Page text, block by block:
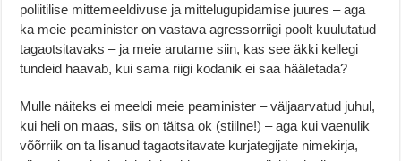
poliitilise mittemeeldivuse ja mittelugupidamise juures – aga
ka meie peaminister on vastava agressorriigi poolt kuulutatud
tagaotsitavaks – ja meie arutame siin, kas see äkki kellegi
tundeid haavab, kui sama riigi kodanik ei saa hääletada?
Mulle näiteks ei meeldi meie peaminister – väljaarvatud juhul,
kui heli on maas, siis on täitsa ok (stiilne!) – aga kui vaenulik
võõrriik on ta lisanud tagaotsitavate kurjategijate nimekirja,